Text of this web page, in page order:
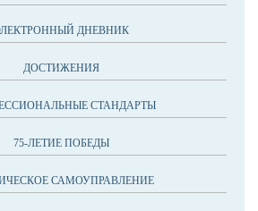
ДНЕВНИК
ДОСТИЖЕНИЯ
СТАНДАРТЫ
75-ЛЕТИЕ ПОБЕДЫ
САМОУПРАВЛЕНИЕ